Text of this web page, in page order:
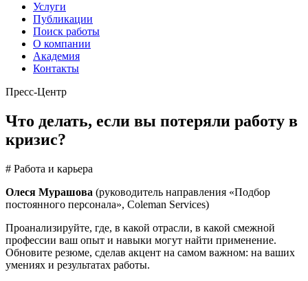
Услуги
Публикации
Поиск работы
О компании
Академия
Контакты
Пресс-Центр
Что делать, если вы потеряли работу в
кризис?
# Работа и карьера
Олеся Мурашова (руководитель направления «Подбор
постоянного персонала», Coleman Services)
Проанализируйте, где, в какой отрасли, в какой смежной
профессии ваш опыт и навыки могут найти применение.
Обновите резюме, сделав акцент на самом важном: на ваших
умениях и результатах работы.